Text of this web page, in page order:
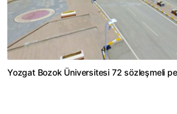
Yozgat Bozok Üniversitesi 72 sözleşmeli